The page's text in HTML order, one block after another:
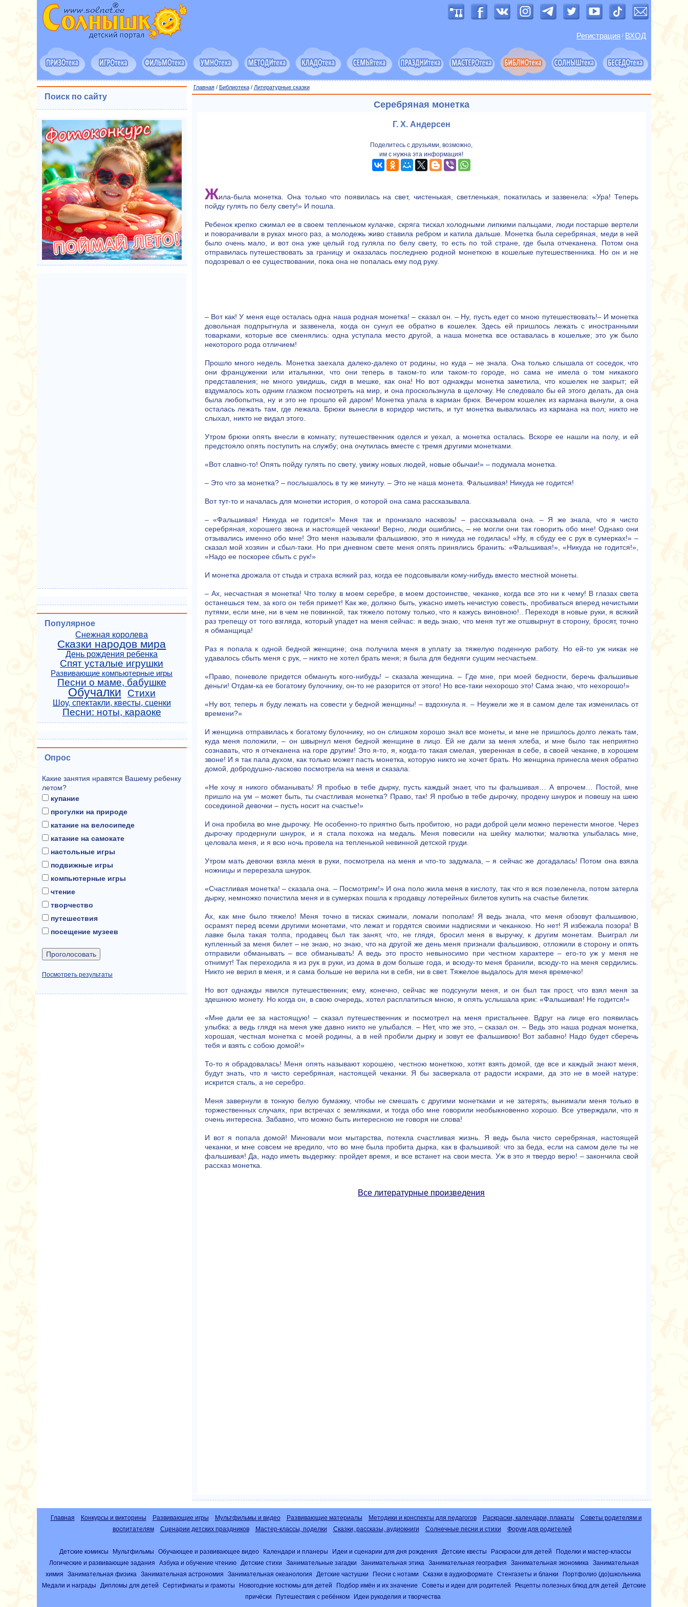
Регистрация / ВХОД
Главная/ Библиотека/ Литературные сказки
Серебряная монетка
Г. Х. Андерсен
Поделитесь с друзьями, возможно,
им с нужна эта информация!
Жила-была монетка. Она только что появилась на свет, чистенькая, светленькая, покатилась и зазвенела: «Ура! Теперь
пойду гулять по белу свету!» И пошла.
Ребенок крепко сжимал ее в своем тепленьком кулачке, скряга тискал холодными липкими пальцами, люди постарше вертели
и поворачивали в руках много раз, а молодежь живо ставила ребром и катила дальше. Монетка была серебряная, меди в ней
было очень мало, и вот она уже целый год гуляла по белу свету, то есть по той стране, где была отчеканена. Потом она
отправилась путешествовать за границу и оказалась последнею родной монеткою в кошельке путешественника. Но он и не
подозревал о ее существовании, пока она не попалась ему под руку.
– Вот как! У меня еще осталась одна наша родная монетка! – сказал он. – Ну, пусть едет со мною путешествовать!– И монетка
довольная подпрыгнула и зазвенела, когда он сунул ее обратно в кошелек. Здесь ей пришлось лежать с иностранными
товарками, которые все сменялись: одна уступала место другой, а наша монетка все оставалась в кошельке; это уж было
некоторого рода отличием!
Прошло много недель. Монетка заехала далеко-далеко от родины, но куда – не знала. Она только слышала от соседок, что
они француженки или итальянки, что они теперь в таком-то или таком-то городе, но сама не имела о том никакого
представления; не много увидишь, сидя в мешке, как она! Но вот однажды монетка заметила, что кошелек не закрыт; ей
вздумалось хоть одним глазком посмотреть на мир, и она проскользнула в щелочку. Не следовало бы ей этого делать, да она
была любопытна, ну и это не прошло ей даром! Монетка упала в карман брюк. Вечером кошелек из кармана вынули, а она
осталась лежать там, где лежала. Брюки вынесли в коридор чистить, и тут монетка вывалилась из кармана на пол; никто не
слыхал, никто не видал этого.
Утром брюки опять внесли в комнату; путешественник оделся и уехал, а монетка осталась. Вскоре ее нашли на полу, и ей
предстояло опять поступить на службу; она очутилась вместе с тремя другими монетками.
«Вот славно-то! Опять пойду гулять по свету, увижу новых людей, новые обычаи!» – подумала монетка.
– Это что за монетка? – послышалось в ту же минуту. – Это не наша монета. Фальшивая! Никуда не годится!
Вот тут-то и началась для монетки история, о которой она сама рассказывала.
– «Фальшивая! Никуда не годится!» Меня так и пронизало насквозь! – рассказывала она. – Я же знала, что я чисто
серебряная, хорошего звона и настоящей чеканки! Верно, люди ошиблись, – не могли они так говорить обо мне! Однако они
отзывались именно обо мне! Это меня называли фальшивою, это я никуда не годилась! «Ну, я сбуду ее с рук в сумерках!» –
сказал мой хозяин и сбыл-таки. Но при дневном свете меня опять принялись бранить: «Фальшивая!», «Никуда не годится!»,
«Надо ее поскорее сбыть с рук!»
И монетка дрожала от стыда и страха всякий раз, когда ее подсовывали кому-нибудь вместо местной монеты.
– Ах, несчастная я монетка! Что толку в моем серебре, в моем достоинстве, чеканке, когда все это ни к чему! В глазах света
останешься тем, за кого он тебя примет! Как же, должно быть, ужасно иметь нечистую совесть, пробиваться вперед нечистыми
путями, если мне, ни в чем не повинной, так тяжело потому только, что я кажусь виновною!.. Переходя в новые руки, я всякий
раз трепещу от того взгляда, который упадет на меня сейчас: я ведь знаю, что меня тут же отшвырнут в сторону, бросят, точно
я обманщица!
Раз я попала к одной бедной женщине; она получила меня в уплату за тяжелую поденную работу. Но ей-то уж никак не
удавалось сбыть меня с рук, – никто не хотел брать меня; я была для бедняги сущим несчастьем.
«Право, поневоле придется обмануть кого-нибудь! – сказала женщина. – Где мне, при моей бедности, беречь фальшивые
деньги! Отдам-ка ее богатому булочнику, он-то не разорится от этого! Но все-таки нехорошо это! Сама знаю, что нехорошо!»
«Ну вот, теперь я буду лежать на совести у бедной женщины! – вздохнула я. – Неужели же я в самом деле так изменилась от
времени?»
И женщина отправилась к богатому булочнику, но он слишком хорошо знал все монеты, и мне не пришлось долго лежать там,
куда меня положили, – он швырнул меня бедной женщине в лицо. Ей не дали за меня хлеба, и мне было так неприятно
сознавать, что я отчеканена на горе другим! Это я-то, я, когда-то такая смелая, уверенная в себе, в своей чеканке, в хорошем
звоне! И я так пала духом, как только может пасть монетка, которую никто не хочет брать. Но женщина принесла меня обратно
домой, добродушно-ласково посмотрела на меня и сказала:
«Не хочу я никого обманывать! Я пробью в тебе дырку, пусть каждый знает, что ты фальшивая… А впрочем… Постой, мне
пришло на ум – может быть, ты счастливая монетка? Право, так! Я пробью в тебе дырочку, продену шнурок и повешу на шею
соседкиной девочки – пусть носит на счастье!»
И она пробила во мне дырочку. Не особенно-то приятно быть пробитою, но ради доброй цели можно перенести многое. Через
дырочку продернули шнурок, и я стала похожа на медаль. Меня повесили на шейку малютки; малютка улыбалась мне,
целовала меня, и я всю ночь провела на тепленькой невинной детской груди.
Утром мать девочки взяла меня в руки, посмотрела на меня и что-то задумала, – я сейчас же догадалась! Потом она взяла
ножницы и перерезала шнурок.
«Счастливая монетка! – сказала она. – Посмотрим!» И она поло жила меня в кислоту, так что я вся позеленела, потом затерла
дырку, немножко почистила меня и в сумерках пошла к продавцу лотерейных билетов купить на счастье билетик.
Ах, как мне было тяжело! Меня точно в тисках сжимали, ломали пополам! Я ведь знала, что меня обзовут фальшивою,
осрамят перед всеми другими монетами, что лежат и гордятся своими надписями и чеканкою. Но нет! Я избежала позора! В
лавке была такая толпа, продавец был так занят, что, не глядя, бросил меня в выручку, к другим монетам. Выиграл ли
купленный за меня билет – не знаю, но знаю, что на другой же день меня признали фальшивою, отложили в сторону и опять
отправили обманывать – все обманывать! А ведь это просто невыносимо при честном характере – его-то уж у меня не
отнимут! Так переходила я из рук в руки, из дома в дом больше года, и всюду-то меня бранили, всюду-то на меня сердились.
Никто не верил в меня, и я сама больше не верила ни в себя, ни в свет. Тяжелое выдалось для меня времечко!
Но вот однажды явился путешественник; ему, конечно, сейчас же подсунули меня, и он был так прост, что взял меня за
здешнюю монету. Но когда он, в свою очередь, хотел расплатиться мною, я опять услышала крик: «Фальшивая! Не годится!»
«Мне дали ее за настоящую! – сказал путешественник и посмотрел на меня пристальнее. Вдруг на лице его появилась
улыбка: а ведь глядя на меня уже давно никто не улыбался. – Нет, что же это, – сказал он. – Ведь это наша родная монетка,
хорошая, честная монетка с моей родины, а в ней пробили дырку и зовут ее фальшивою! Вот забавно! Надо будет сберечь
тебя и взять с собою домой!»
То-то я обрадовалась! Меня опять называют хорошею, честною монеткою, хотят взять домой, где все и каждый знают меня,
будут знать, что я чисто серебряная, настоящей чеканки. Я бы засверкала от радости искрами, да это не в моей натуре:
искрится сталь, а не серебро.
Меня завернули в тонкую белую бумажку, чтобы не смешать с другими монетками и не затерять; вынимали меня только в
торжественных случаях, при встречах с земляками, и тогда обо мне говорили необыкновенно хорошо. Все утверждали, что я
очень интересна. Забавно, что можно быть интересною не говоря ни слова!
И вот я попала домой! Миновали мои мытарства, потекла счастливая жизнь. Я ведь была чисто серебряная, настоящей
чеканки, и мне совсем не вредило, что во мне была пробита дырка, как в фальшивой: что за беда, если на самом деле ты не
фальшивая! Да, надо иметь выдержку: пройдет время, и все встанет на свои места. Уж в это я твердо верю! – закончила свой
рассказ монетка.
Все литературные произведения
Поиск по сайту
Популярное
Снежная королева
Сказки народов мира
День рождения ребенка
Спят усталые игрушки
Развивающие компьютерные игры
Песни о маме, бабушке
Обучалки Стихи
Шоу, спектакли, квесты, сценки
Песни: ноты, караоке
Опрос
Какие занятия нравятся Вашему ребенку
летом?
купание
прогулки на природе
катание на велосипеде
катание на самокате
настольные игры
подвижные игры
компьютерные игры
чтение
творчество
путешествия
посещение музеев
Посмотреть результаты
Главная Конкурсы и викторины Развивающие игры Мультфильмы и видео Развивающие материалы Методики и конспекты для педагогов Раскраски, календари, плакаты
Советы родителям и
воспитателям
Сценарии детских праздников Мастер-классы, поделки Сказки, рассказы, аудиокниги Солнечные песни и стихи Форум для родителей
Детские комиксы Мультфильмы Обучающее и развивающее видео Календари и планеры Идеи и сценарии для дня рождения Детские квесты Раскраски для детей
Поделки и мастер-классы
Логические и развивающие задания
Азбука и обучение чтению Детские стихи Занимательные загадки Занимательная этика Занимательная география Занимательная экономика
Занимательная
химия
Занимательная физика Занимательная астрономия Занимательная океанология Детские частушки Песни с нотами Сказки в аудиоформате Стенгазеты и бланки
Портфолио (до)школьника
Медали и награды
Дипломы для детей Сертификаты и грамоты Новогодние костюмы для детей Подбор имён и их значение Советы и идеи для родителей Рецепты полезных блюд для детей
Детские
причёски
Путешествия с ребёнком Идеи рукоделия и творчества